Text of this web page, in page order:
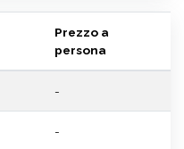
Prezzo a
persona
-
-